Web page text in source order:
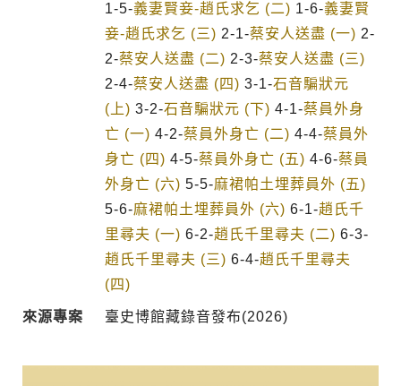
1-5-義妻賢妾-趙氏求乞 (二) 1-6-義妻賢
妾-趙氏求乞 (三) 2-1-蔡安人送盡 (一) 2-
2-蔡安人送盡 (二) 2-3-蔡安人送盡 (三)
2-4-蔡安人送盡 (四) 3-1-石音騙狀元
(上) 3-2-石音騙狀元 (下) 4-1-蔡員外身
亡 (一) 4-2-蔡員外身亡 (二) 4-4-蔡員外
身亡 (四) 4-5-蔡員外身亡 (五) 4-6-蔡員
外身亡 (六) 5-5-麻裙帕土埋葬員外 (五)
5-6-麻裙帕土埋葬員外 (六) 6-1-趙氏千
里尋夫 (一) 6-2-趙氏千里尋夫 (二) 6-3-
趙氏千里尋夫 (三) 6-4-趙氏千里尋夫
(四)
來源專案 臺史博館藏錄音發布(2026)